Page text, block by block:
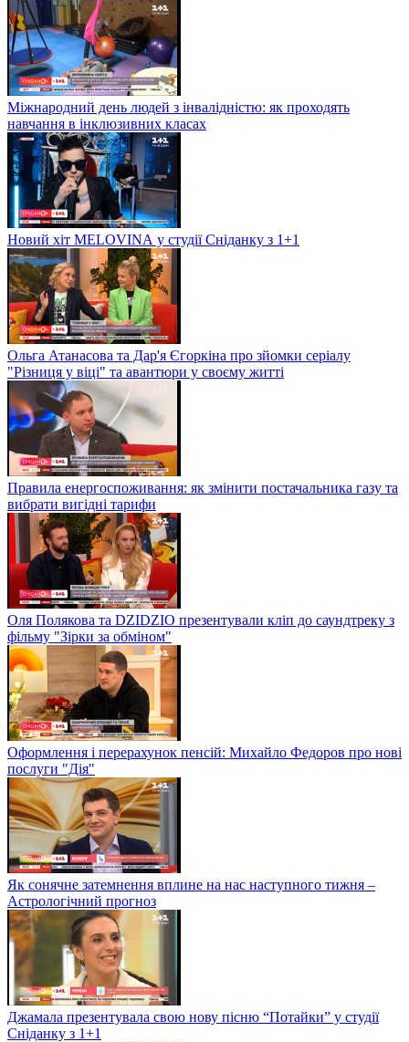
Міжнародний день людей з інвалідністю: як проходять
навчання в інклюзивних класах
Новий хіт MELOVINА у студії Сніданку з 1+1
Ольга Атанасова та Дар'я Єгоркіна про зйомки серіалу
"Різниця у віці" та авантюри у своєму житті
Правила енергоспоживання: як змінити постачальника газу та
вибрати вигідні тарифи
Оля Полякова та DZIDZIO презентували кліп до саундтреку з
фільму "Зірки за обміном"
Оформлення і перерахунок пенсій: Михайло Федоров про нові
послуги "Дія"
Як сонячне затемнення вплине на нас наступного тижня –
Астрологічний прогноз
Джамала презентувала свою нову пісню “Потайки” у студії
Сніданку з 1+1